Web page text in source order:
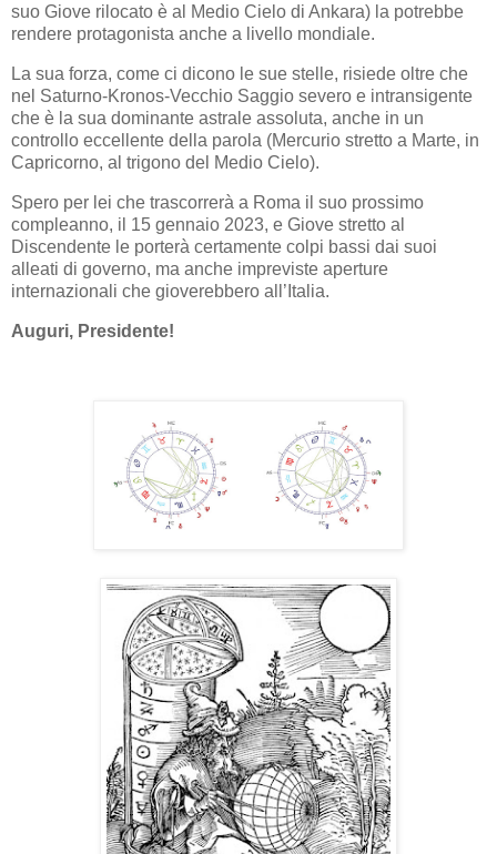
suo Giove rilocato è al Medio Cielo di Ankara) la potrebbe
rendere protagonista anche a livello mondiale.
La sua forza, come ci dicono le sue stelle, risiede oltre che
nel Saturno-Kronos-Vecchio Saggio severo e intransigente
che è la sua dominante astrale assoluta, anche in un
controllo eccellente della parola (Mercurio stretto a Marte, in
Capricorno, al trigono del Medio Cielo).
Spero per lei che trascorrerà a Roma il suo prossimo
compleanno, il 15 gennaio 2023, e Giove stretto al
Discendente le porterà certamente colpi bassi dai suoi
alleati di governo, ma anche impreviste aperture
internazionali che gioverebbero all’Italia.
Auguri, Presidente!